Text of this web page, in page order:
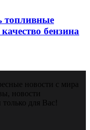
топливные
бензина
новости с мира
новости
для Вас!